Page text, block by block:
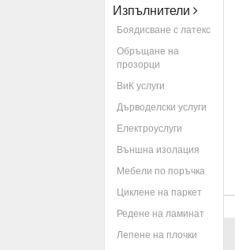
Изпълнители
Боядисване с латекс
Обръщане на
прозорци
ВиК услуги
Дърводелски услуги
Електроуслуги
Външна изолация
Мебели по поръчка
Циклене на паркет
Редене на ламинат
Лепене на плочки